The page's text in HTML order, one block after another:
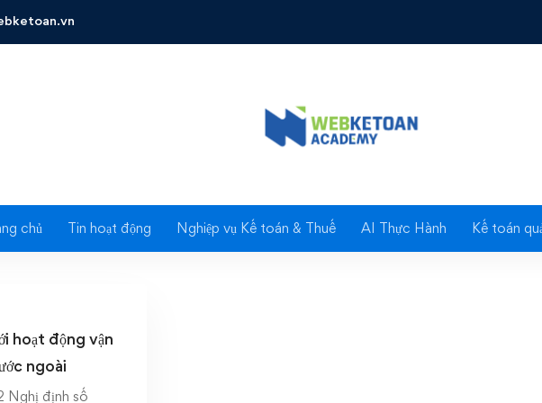
chủ Tin hoạt động Nghiệp vụ Kế toán & Thuế AI Thực Hành Kế toán
động vận tải biển của hãng tàu nước ngoài
tải biển của hãng tàu nước
hoạt động vận
ngoài
Nghị định số